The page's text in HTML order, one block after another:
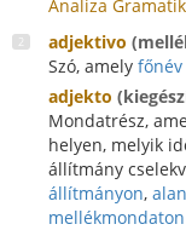
Analiza
adjektivo
Szó, amely főnév
adjekto
Mondatrész,
helyen, melyik
állítmány
állítmányon,
mellékmondaton